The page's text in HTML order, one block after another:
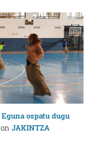
ospatu dugu
onJAKINTZA